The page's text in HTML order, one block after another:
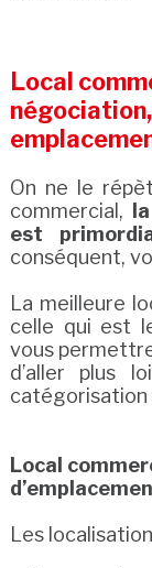
Local
On ne le
commercial,
est
conséquent,
La meilleure
celle qui est
vous
d’aller plus
catégorisation
Local
Les